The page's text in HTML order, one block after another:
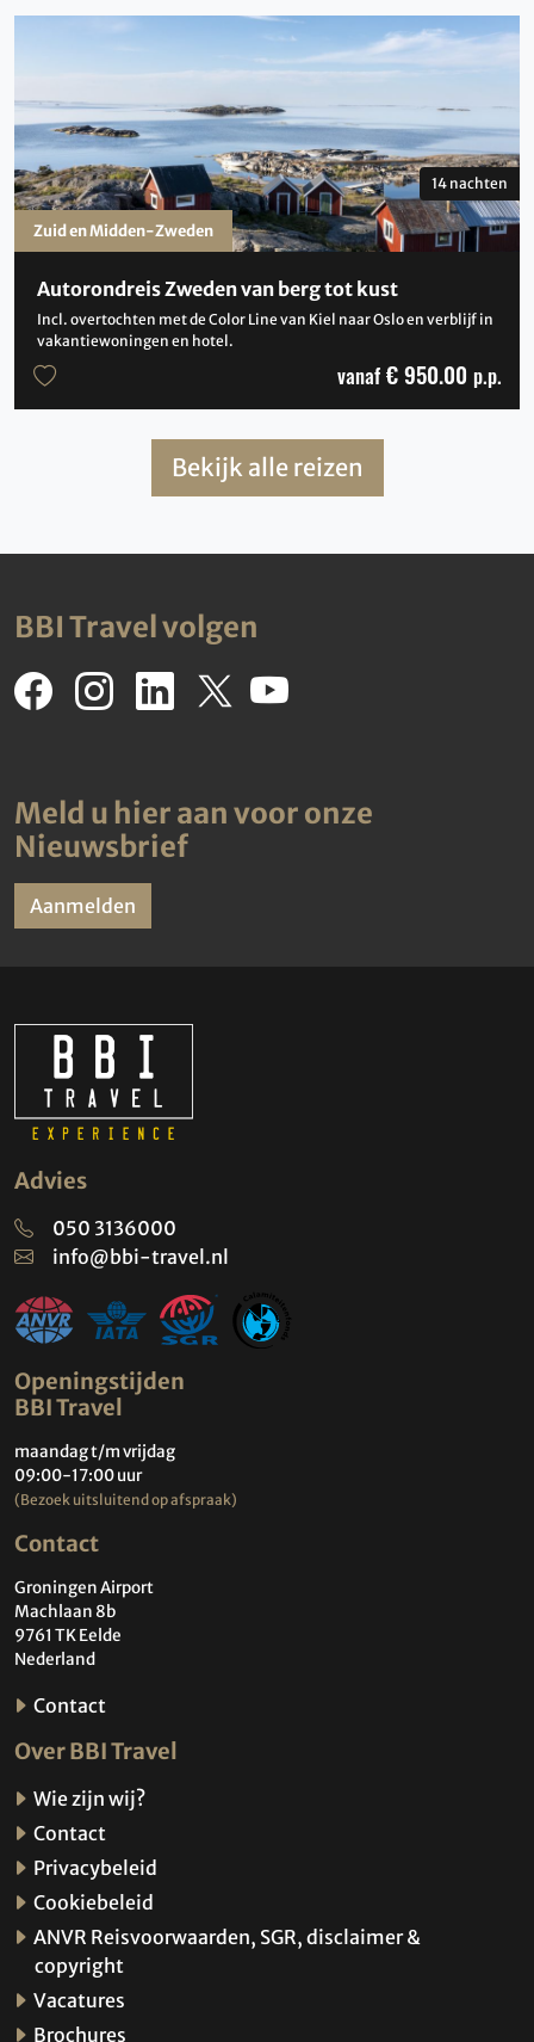
Autorondreis Zweden van berg tot kust
Incl. overtochten met de Color Line van Kiel naar Oslo en verblijf in
vakantiewoningen en hotel.
14 nachten
vanaf € 950.00 p.p.
Zuid en Midden-Zweden
Bekijk alle reizen
BBI Travel volgen
Meld u hier aan voor onze
Nieuwsbrief
Aanmelden
Advies
050 3136000
info@bbi-travel.nl
Openingstijden
BBI Travel
maandag t/m vrijdag
09:00-17:00 uur
(Bezoek uitsluitend op afspraak)
Contact
Groningen Airport
Machlaan 8b
9761 TK Eelde
Nederland
Contact
Over BBI Travel
Wie zijn wij?
Contact
Privacybeleid
Cookiebeleid
ANVR Reisvoorwaarden, SGR, disclaimer &
copyright
Vacatures
Brochures